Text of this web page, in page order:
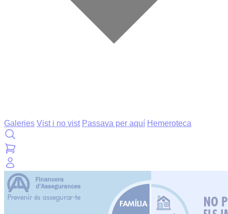
Galeries Vist i no vist Passava per aquí Hemeroteca